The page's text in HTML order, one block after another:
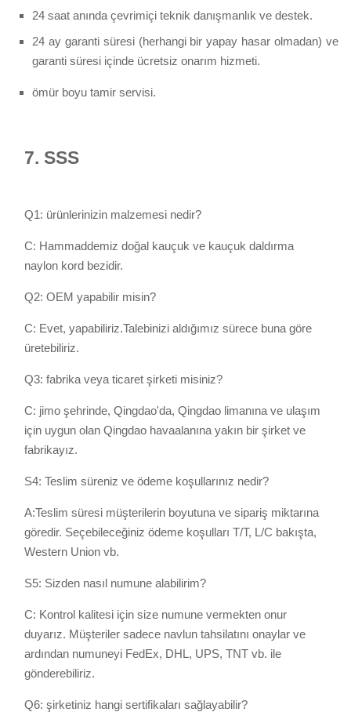
24 saat anında çevrimiçi teknik danışmanlık ve destek.
24 ay garanti süresi (herhangi bir yapay hasar olmadan) ve
garanti süresi içinde ücretsiz onarım hizmeti.
ömür boyu tamir servisi.
7. SSS
Q1: ürünlerinizin malzemesi nedir?
C: Hammaddemiz doğal kauçuk ve kauçuk daldırma
naylon kord bezidir.
Q2: OEM yapabilir misin?
C: Evet, yapabiliriz.Talebinizi aldığımız sürece buna göre
üretebiliriz.
Q3: fabrika veya ticaret şirketi misiniz?
C: jimo şehrinde, Qingdao'da, Qingdao limanına ve ulaşım
için uygun olan Qingdao havaalanına yakın bir şirket ve
fabrikayız.
S4: Teslim süreniz ve ödeme koşullarınız nedir?
A:Teslim süresi müşterilerin boyutuna ve sipariş miktarına
göredir. Seçebileceğiniz ödeme koşulları T/T, L/C bakışta,
Western Union vb.
S5: Sizden nasıl numune alabilirim?
C: Kontrol kalitesi için size numune vermekten onur
duyarız. Müşteriler sadece navlun tahsilatını onaylar ve
ardından numuneyi FedEx, DHL, UPS, TNT vb. ile
gönderebiliriz.
Q6: şirketiniz hangi sertifikaları sağlayabilir?